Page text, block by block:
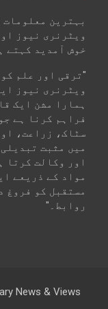
بہترین
ویٹرنری نیوز
خوش آمدید کہتے
"ترقی اور علم
ویٹرنری نیوز
ہمارا مشن ایک
فراہم کرنا ہے
سٹاک، زراعت،
میں مثبت
اور وکالت کرتا
مواد کے ذریعے
مستقبل کو فروغ
روابط۔"
News & Views